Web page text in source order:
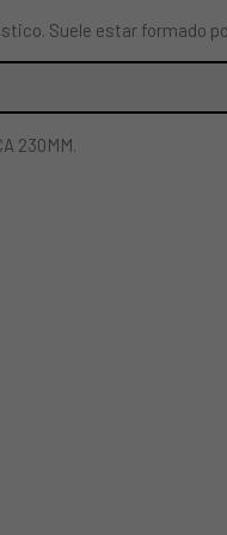
Suele estar formado
230MM.